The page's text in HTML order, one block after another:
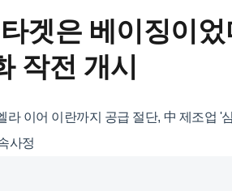
겟은 베이징이었
작전 개시
이어 이란까지 공급 절단, 中 제조업 '
사정